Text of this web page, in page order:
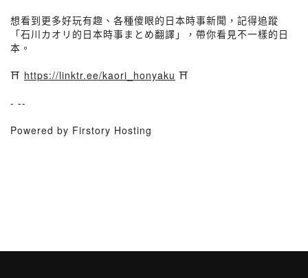
想看到更多好玩有趣、各種傻眼的日本時事新聞，記得追蹤
「石川カオリ的日本時事まとめ翻譯」，帶你看見不一樣的日
本。
⛩ https://linktr.ee/kaori_honyaku ⛩
- --
Powered by Firstory Hosting